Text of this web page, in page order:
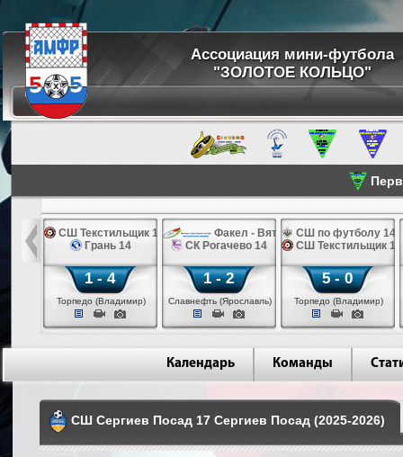
Ассоциация мини-футбола
"ЗОЛОТОЕ КОЛЬЦО"
14
СШ Текстильщик 14
Грань 14
1 - 4
Торпедо (Владимир)
Факел - ВятСШОР 14
СК Рогачево 14
1 - 2
Славнефть (Ярославль)
СШ по футболу 14
СШ Текстильщик 14
5 - 0
Торпедо (Владимир)
Календарь Команды
СШ Сергиев Посад 17 Сергиев Посад (2025-2026)